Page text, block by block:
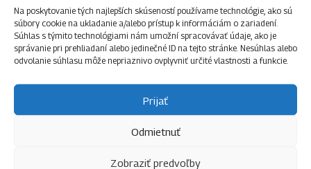
Na poskytovanie tých najlepších skúseností používame technológie, ako sú
súbory cookie na ukladanie a/alebo prístup k informáciám o zariadení.
Súhlas s týmito technológiami nám umožní spracovávať údaje, ako je
správanie pri prehliadaní alebo jedinečné ID na tejto stránke. Nesúhlas alebo
odvolanie súhlasu môže nepriaznivo ovplyvniť určité vlastnosti a funkcie.
Prijať
Odmietnuť
Zobraziť predvoľby
Hľadať